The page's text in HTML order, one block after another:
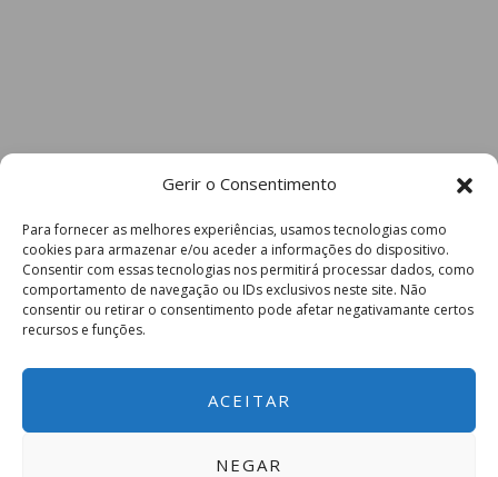
Gerir o Consentimento
Para fornecer as melhores experiências, usamos tecnologias como
cookies para armazenar e/ou aceder a informações do dispositivo.
Consentir com essas tecnologias nos permitirá processar dados, como
comportamento de navegação ou IDs exclusivos neste site. Não
consentir ou retirar o consentimento pode afetar negativamante certos
recursos e funções.
ACEITAR
NEGAR